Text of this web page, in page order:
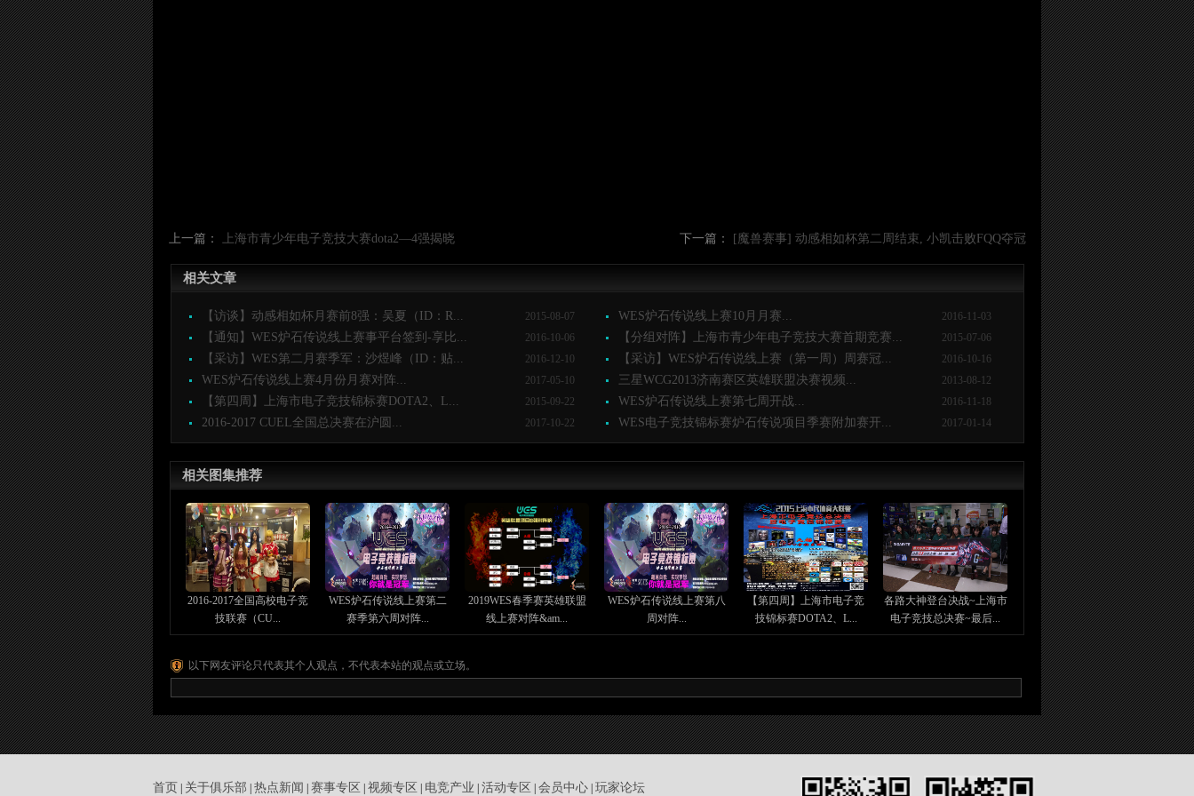
上一篇： 上海市青少年电子竞技大赛dota2—4强揭晓 下一篇： [魔兽赛事] 动感相如杯第二周结束, 小凯击败FQQ夺冠
相关文章
2015-08-07
【访谈】动感相如杯月赛前8强：吴夏（ID：R... 2016-11-03
WES炉石传说线上赛10月月赛...
2016-10-06
【通知】WES炉石传说线上赛事平台签到-享比... 2015-07-06
【分组对阵】上海市青少年电子竞技大赛首期竞赛...
2016-12-10
【采访】WES第二月赛季军：沙煜峰（ID：贴... 2016-10-16
【采访】WES炉石传说线上赛（第一周）周赛冠...
2017-05-10
WES炉石传说线上赛4月份月赛对阵... 2013-08-12
三星WCG2013济南赛区英雄联盟决赛视频...
2015-09-22
【第四周】上海市电子竞技锦标赛DOTA2、L... 2016-11-18
WES炉石传说线上赛第七周开战...
2017-10-22
2016-2017 CUEL全国总决赛在沪圆... 2017-01-14
WES电子竞技锦标赛炉石传说项目季赛附加赛开...
相关图集推荐
2016-2017全国高校电子竞
技联赛（CU...
WES炉石传说线上赛第二
赛季第六周对阵...
2019WES春季赛英雄联盟
线上赛对阵&am...
WES炉石传说线上赛第八
周对阵...
【第四周】上海市电子竞
技锦标赛DOTA2、L...
各路大神登台决战~上海市
电子竞技总决赛~最后...
以下网友评论只代表其个人观点，不代表本站的观点或立场。
首页 关于俱乐部 热点新闻 赛事专区 视频专区 电竞产业 活动专区 会员中心 玩家论坛